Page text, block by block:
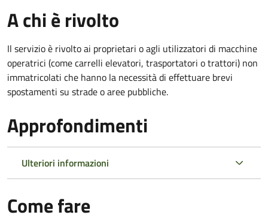
A chi è rivolto
Il servizio è rivolto ai proprietari o agli utilizzatori di macchine
operatrici (come carrelli elevatori, trasportatori o trattori) non
immatricolati che hanno la necessità di effettuare brevi
spostamenti su strade o aree pubbliche.
Approfondimenti
Ulteriori informazioni
Come fare